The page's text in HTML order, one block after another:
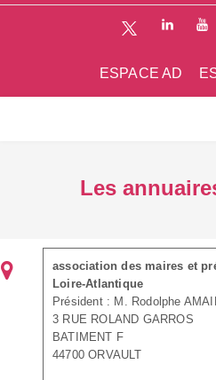
ESPACE AD
Les
association des maires et
Loire-Atlantique
Président : M. Rodolphe
3 RUE ROLAND GARROS
BATIMENT F
44700 ORVAULT